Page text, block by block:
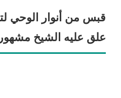
قبس من أنوار الوحي
علق عليه الشيخ